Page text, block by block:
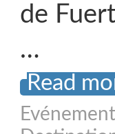
de
…
Read